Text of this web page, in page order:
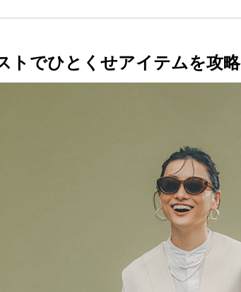
トでひとくせアイテムを攻略